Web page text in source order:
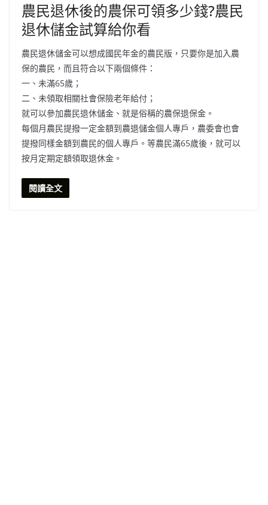
農民退休後的農保可領多少錢?農民
退休儲金試算給你看
農民退休儲金可以想成國民年金的農民版，只要你是加入農
保的農民，而且符合以下兩個條件：
一、未滿65歲；
二、未領取相關社會保險老年給付；
就可以參加農民退休儲金、就是俗稱的農保退保金。
每個月農民提撥一定金額到農退儲金個人專戶，農委會也會
提撥同樣金額到農民的個人專戶。等農民滿65歲後，就可以
按月定期定額領取退休金。
閱讀全文